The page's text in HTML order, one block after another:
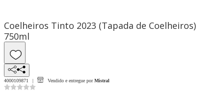
Coelheiros Tinto 2023 (Tapada de Coelheiros)
750ml
4000109871 Vendido e entregue por Mistral